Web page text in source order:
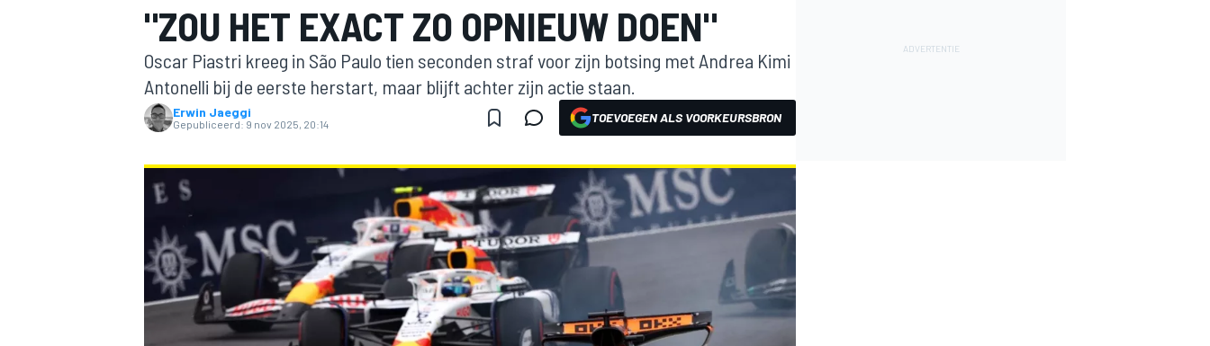
MOTOGP
"ZOU HET EXACT ZO OPNIEUW DOEN"
Oscar Piastri kreeg in São Paulo tien seconden straf voor zijn botsing met Andrea Kimi
Antonelli bij de eerste herstart, maar blijft achter zijn actie staan.
Erwin Jaeggi
Gepubliceerd: 9 nov 2025, 20:14 TOEVOEGEN ALS VOORKEURSBRON